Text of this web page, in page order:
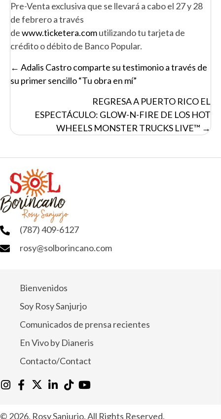
Pre-Venta exclusiva que se llevará a cabo el 27 y 28
de febrero a través
dewww.ticketera.comutilizando tu tarjeta de
crédito o débito de Banco Popular.
Posts
navigation
← Adalis Castro comparte su testimonio a través de
su primer sencillo “Tu obra en mí”
REGRESA A PUERTO RICO EL
ESPECTÁCULO: GLOW-N-FIRE DE LOS HOT
WHEELS MONSTER TRUCKS LIVE™ →
(787) 409-6127
rosy@solborincano.com
Bienvenidos
Soy Rosy Sanjurjo
Comunicados de prensa recientes
En Vivo by Dianeris
Contacto/Contact
© 2026, Rosy Sanjurjo. All Rights Reserved.